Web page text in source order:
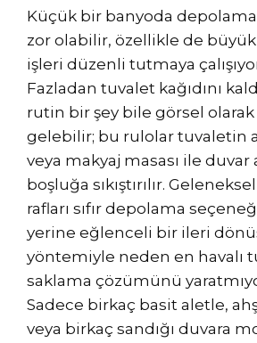
Küçük bir banyoda
zor olabilir, özellikle de
işleri düzenli tutmaya
Fazladan tuvalet kağıdını
rutin bir şey bile görsel olarak
gelebilir; bu rulolar tuvaletin
veya makyaj masası ile duvar
boşluğa sıkıştırılır.
rafları sıfır depolama
yerine eğlenceli bir ileri
yöntemiyle neden en havalı
saklama çözümünü
Sadece birkaç basit aletle,
veya birkaç sandığı duvara